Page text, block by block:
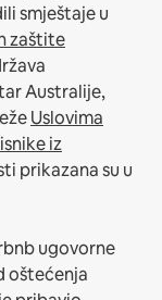
smještaje u
zaštite
Australije,
Uslovima
iz
prikazana su u
ugovorne
oštećenja